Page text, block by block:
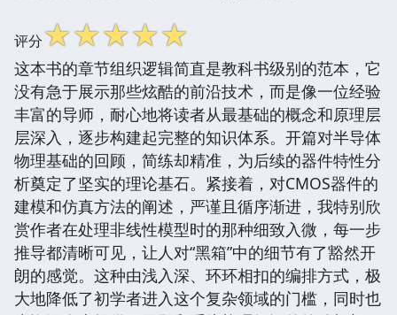
评分☆☆☆☆☆
这本书的章节组织逻辑简直是教科书级别的范本，它
没有急于展示那些炫酷的前沿技术，而是像一位经验
丰富的导师，耐心地将读者从最基础的概念和原理层
层深入，逐步构建起完整的知识体系。开篇对半导体
物理基础的回顾，简练却精准，为后续的器件特性分
析奠定了坚实的理论基石。紧接着，对CMOS器件的
建模和仿真方法的阐述，严谨且循序渐进，我特别欣
赏作者在处理非线性模型时的那种细致入微，每一步
推导都清晰可见，让人对“黑箱”中的细节有了豁然开
朗的感觉。这种由浅入深、环环相扣的编排方式，极
大地降低了初学者进入这个复杂领域的门槛，同时也